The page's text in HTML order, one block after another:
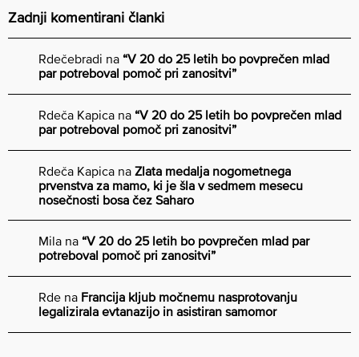
Zadnji komentirani članki
Rdečebradi na “V 20 do 25 letih bo povprečen mlad
par potreboval pomoč pri zanositvi”
Rdeča Kapica na “V 20 do 25 letih bo povprečen mlad
par potreboval pomoč pri zanositvi”
Rdeča Kapica na Zlata medalja nogometnega
prvenstva za mamo, ki je šla v sedmem mesecu
nosečnosti bosa čez Saharo
Mila na “V 20 do 25 letih bo povprečen mlad par
potreboval pomoč pri zanositvi”
Rde na Francija kljub močnemu nasprotovanju
legalizirala evtanazijo in asistiran samomor